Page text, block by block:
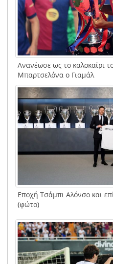
Ανανέωσε ως το καλοκαίρι
Μπαρτσελόνα ο Γιαμάλ
Εποχή Τσάμπι Αλόνσο και
(φώτο)